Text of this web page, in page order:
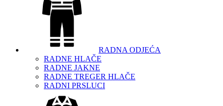
RADNA ODJEĆA
RADNE HLAČE
RADNE JAKNE
RADNE TREGER HLAČE
RADNI PRSLUCI